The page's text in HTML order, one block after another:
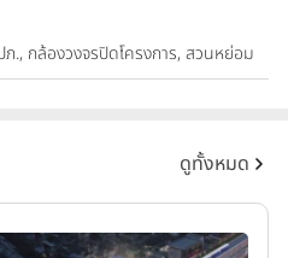
., กล้องวงจรปิดโครงการ, สวนหย่อม
ดูทั้งหมด